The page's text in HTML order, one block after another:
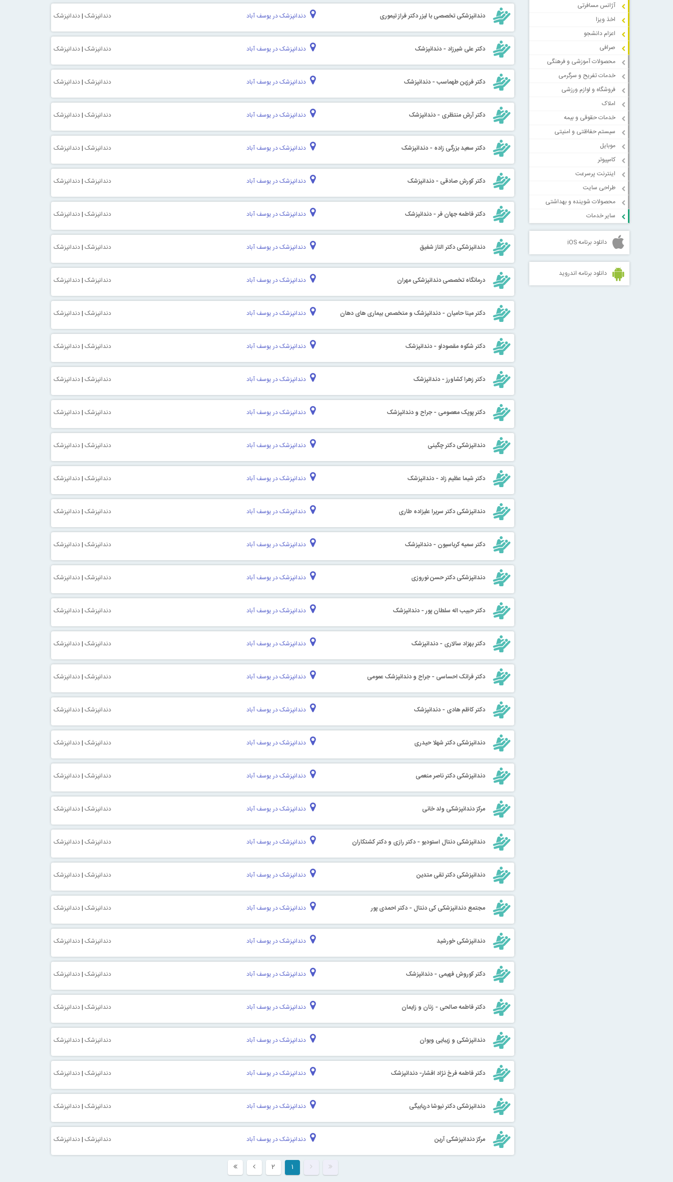
آژانس مسافرتی
اخذ ویزا
اعزام دانشجو
صرافی
محصولات آموزشی و فرهنگی
خدمات تفریح و سرگرمی
فروشگاه و لوازم ورزشی
املاک
خدمات حقوقی و بیمه
سیستم حفاظتی و امنیتی
موبایل
کامپیوتر
اینترنت پرسرعت
طراحی سایت
محصولات شوینده و بهداشتی
سایر خدمات
دانلود برنامه iOS
دانلود برنامه اندروید
دندانپزشکی تخصصی با لیزر دکتر فراز تیموری دندانپزشک در یوسف آباد دندانپزشک|دندانپزشک
دکتر علی شیرزاد - دندانپزشک دندانپزشک در یوسف آباد دندانپزشک|دندانپزشک
دکتر فرزین طهماسب - دندانپزشک دندانپزشک در یوسف آباد دندانپزشک|دندانپزشک
دکتر آرش منتظری - دندانپزشک دندانپزشک در یوسف آباد دندانپزشک|دندانپزشک
دکتر سعید بزرگی زاده - دندانپزشک دندانپزشک در یوسف آباد دندانپزشک|دندانپزشک
دکتر کورش صادقی - دندانپزشک دندانپزشک در یوسف آباد دندانپزشک|دندانپزشک
دکتر فاطمه جهان فر - دندانپزشک دندانپزشک در یوسف آباد دندانپزشک|دندانپزشک
دندانپزشکی دکتر الناز شفیق دندانپزشک در یوسف آباد دندانپزشک|دندانپزشک
درمانگاه تخصصی دندانپزشکی مهران دندانپزشک در یوسف آباد دندانپزشک|دندانپزشک
دکتر مینا حامیان - دندانپزشک و متخصص بیماری های دهان دندانپزشک در یوسف آباد دندانپزشک|دندانپزشک
دکتر شکوه مقصودلو - دندانپزشک دندانپزشک در یوسف آباد دندانپزشک|دندانپزشک
دکتر زهرا کشاورز - دندانپزشک دندانپزشک در یوسف آباد دندانپزشک|دندانپزشک
دکتر پوپک معصومی - جراح و دندانپزشک دندانپزشک در یوسف آباد دندانپزشک|دندانپزشک
دندانپزشکی دکتر چگینی دندانپزشک در یوسف آباد دندانپزشک|دندانپزشک
دکتر شیما عظیم زاد - دندانپزشک دندانپزشک در یوسف آباد دندانپزشک|دندانپزشک
دندانپزشکی دکتر سریرا علیزاده طاری دندانپزشک در یوسف آباد دندانپزشک|دندانپزشک
دکتر سمیه کرباسیون - دندانپزشک دندانپزشک در یوسف آباد دندانپزشک|دندانپزشک
دندانپزشکی دکتر حسن نوروزی دندانپزشک در یوسف آباد دندانپزشک|دندانپزشک
دکتر حبیب اله سلطان پور - دندانپزشک دندانپزشک در یوسف آباد دندانپزشک|دندانپزشک
دکتر بهزاد سالاری - دندانپزشک دندانپزشک در یوسف آباد دندانپزشک|دندانپزشک
دکتر فرانک احساسی - جراح و دندانپزشک عمومی دندانپزشک در یوسف آباد دندانپزشک|دندانپزشک
دکتر کاظم هادی - دندانپزشک دندانپزشک در یوسف آباد دندانپزشک|دندانپزشک
دندانپزشکی دکتر شهلا حیدری دندانپزشک در یوسف آباد دندانپزشک|دندانپزشک
دندانپزشکی دکتر ناصر منعمی دندانپزشک در یوسف آباد دندانپزشک|دندانپزشک
مرکز دندانپزشکی ولد خانی دندانپزشک در یوسف آباد دندانپزشک|دندانپزشک
دندانپزشکی دنتال استودیو - دکتر رازی و دکتر کشتکاران دندانپزشک در یوسف آباد دندانپزشک|دندانپزشک
دندانپزشکی دکتر تقی متدین دندانپزشک در یوسف آباد دندانپزشک|دندانپزشک
مجتمع دندانپزشکی کی دنتال - دکتر احمدی پور دندانپزشک در یوسف آباد دندانپزشک|دندانپزشک
دندانپزشکی خورشید دندانپزشک در یوسف آباد دندانپزشک|دندانپزشک
دکتر کوروش فهیمی - دندانپزشک دندانپزشک در یوسف آباد دندانپزشک|دندانپزشک
دکتر فاطمه صالحی - زنان و زایمان دندانپزشک در یوسف آباد دندانپزشک|دندانپزشک
دندانپزشکی و زیبایی ویوان دندانپزشک در یوسف آباد دندانپزشک|دندانپزشک
دکتر فاطمه فرخ نژاد افشار- دندانپزشک دندانپزشک در یوسف آباد دندانپزشک|دندانپزشک
دندانپزشکی دکتر نیوشا دریابیگی دندانپزشک در یوسف آباد دندانپزشک|دندانپزشک
مرکز دندانپزشکی آرین دندانپزشک در یوسف آباد دندانپزشک|دندانپزشک
۱ ۲